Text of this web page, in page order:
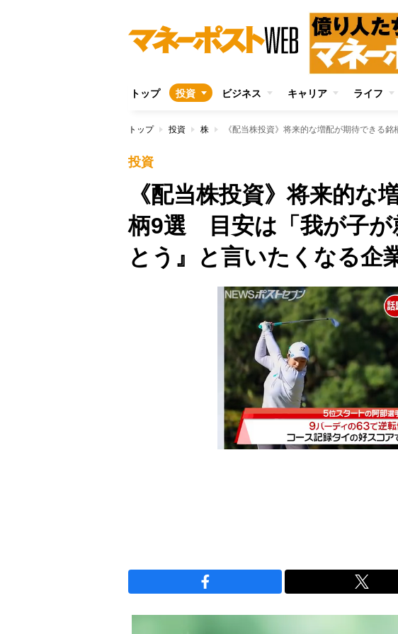
トップ 投資 ビジネス キャリア ライフ
トップ 投資 株
投資
《配当株投資》将来的な
柄9選 目安は「我が子が
とう』と言いたくなる企